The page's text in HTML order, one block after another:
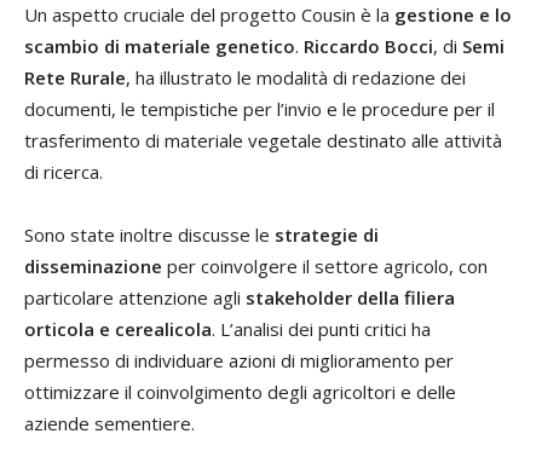
Un aspetto cruciale del progetto Cousin è la gestione e lo
scambio di materiale genetico. Riccardo Bocci, di Semi
Rete Rurale, ha illustrato le modalità di redazione dei
documenti, le tempistiche per l’invio e le procedure per il
trasferimento di materiale vegetale destinato alle attività
di ricerca.
Sono state inoltre discusse le strategie di
disseminazione per coinvolgere il settore agricolo, con
particolare attenzione agli stakeholder della filiera
orticola e cerealicola. L’analisi dei punti critici ha
permesso di individuare azioni di miglioramento per
ottimizzare il coinvolgimento degli agricoltori e delle
aziende sementiere.